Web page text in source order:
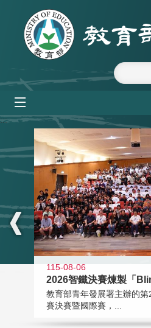
跳到主要內容區塊
:::
115-08-06
2026智鐵決賽煉製「
教育部青年發展署主辦的
賽決賽暨國際賽，...